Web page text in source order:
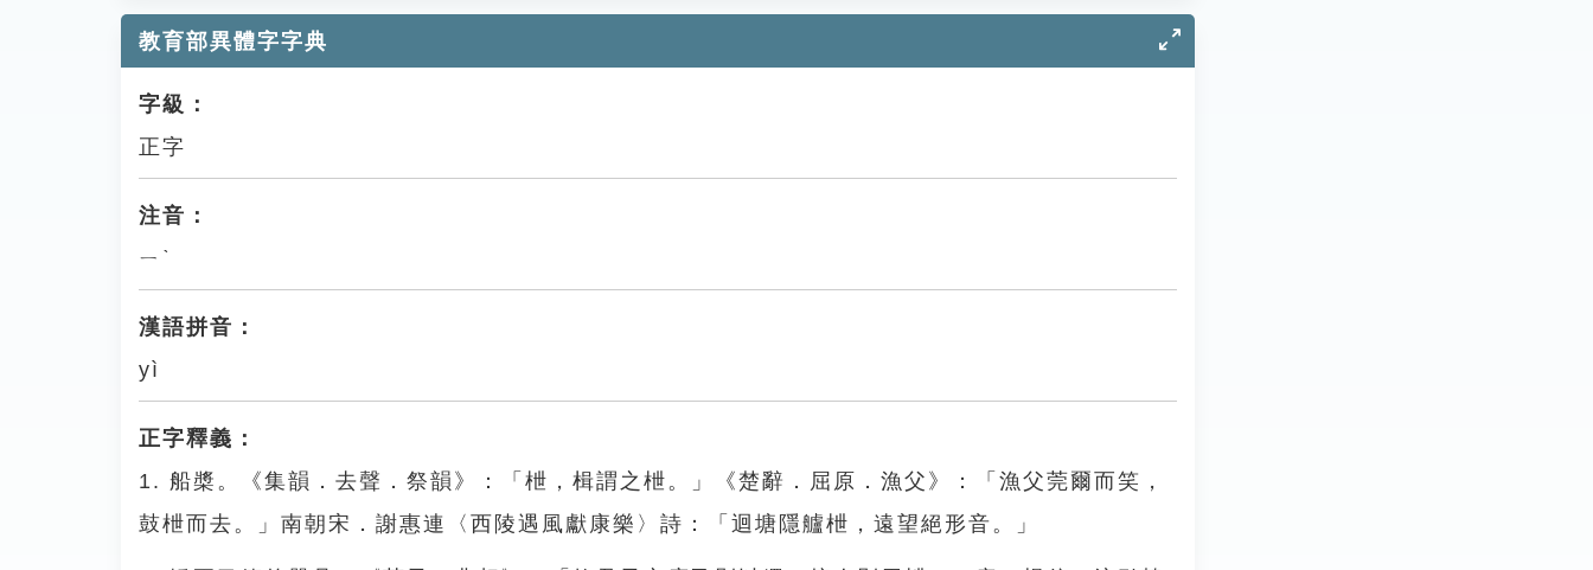
教育部異體字字典
字級：
正字
注音：
ㄧˋ
漢語拼音：
yì
正字釋義：
1. 船槳。《集韻．去聲．祭韻》：「枻，楫謂之枻。」《楚辭．屈原．漁父》：「漁父莞爾而笑，
鼓枻而去。」南朝宋．謝惠連〈西陵遇風獻康樂〉詩：「迴塘隱艫枻，遠望絕形音。」